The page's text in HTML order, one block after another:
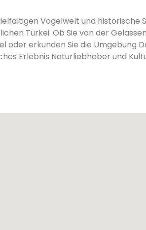
Vogelwelt und historische
Türkei. Ob Sie von der
oder erkunden Sie die Umgebung
Erlebnis Naturliebhaber und